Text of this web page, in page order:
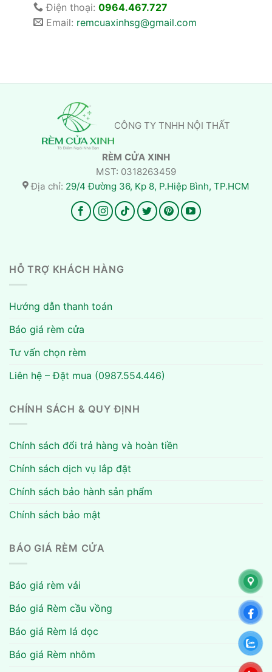
Điện thoại: 0964.467.727
Email: remcuaxinhsg@gmail.com
CÔNG TY TNHH NỘI THẤT
RÈM CỬA XINH
MST: 0318263459
Địa chỉ: 29/4 Đường 36, Kp 8, P.Hiệp Bình, TP.HCM
HỖ TRỢ KHÁCH HÀNG
Hướng dẫn thanh toán
Báo giá rèm cửa
Tư vấn chọn rèm
Liên hệ – Đặt mua (0987.554.446)
CHÍNH SÁCH & QUY ĐỊNH
Chính sách đổi trả hàng và hoàn tiền
Chính sách dịch vụ lắp đặt
Chính sách bảo hành sản phẩm
Chính sách bảo mật
BÁO GIÁ RÈM CỬA
Báo giá rèm vải
Báo giá Rèm cầu vồng
Báo giá Rèm lá dọc
Báo giá Rèm nhôm